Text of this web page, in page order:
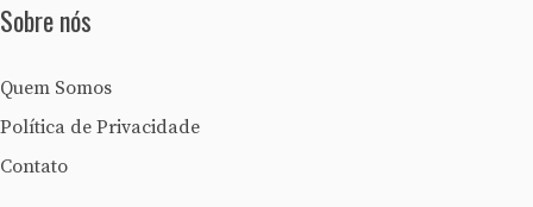
Sobre nós
Quem Somos
Política de Privacidade
Contato